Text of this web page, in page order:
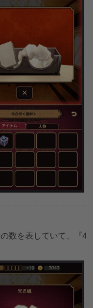
数を表していて、『4